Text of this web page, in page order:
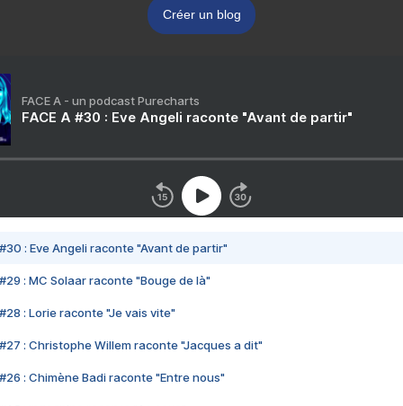
Créer un blog
FACE A - un podcast Purecharts
FACE A #30 : Eve Angeli raconte "Avant de partir"
#30 : Eve Angeli raconte "Avant de partir"
#29 : MC Solaar raconte "Bouge de là"
#28 : Lorie raconte "Je vais vite"
#27 : Christophe Willem raconte "Jacques a dit"
#26 : Chimène Badi raconte "Entre nous"